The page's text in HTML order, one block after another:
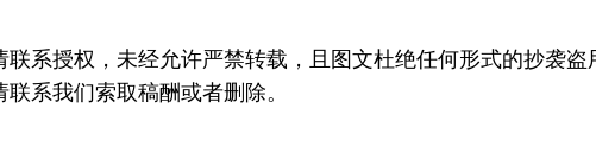
系授权，未经允许严禁转载，且图文杜绝任何形式的抄袭
系我们索取稿酬或者删除。